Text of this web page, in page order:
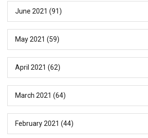
June 2021 (91)
May 2021 (59)
April 2021 (62)
March 2021 (64)
February 2021 (44)